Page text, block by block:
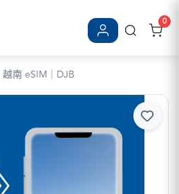
登入/註冊
0
越南 eSIM｜DJB